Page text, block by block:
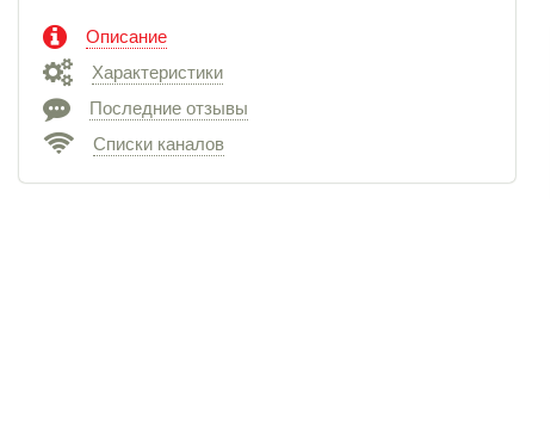
Описание
Характеристики
Последние отзывы
Списки каналов